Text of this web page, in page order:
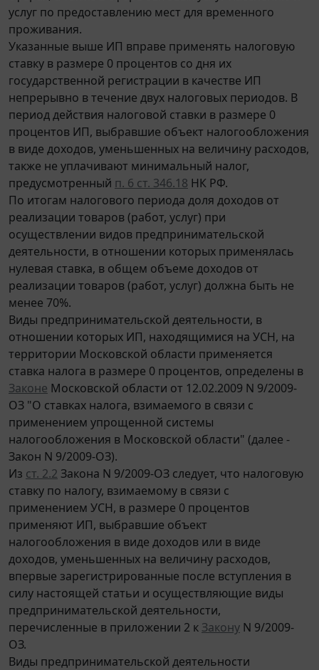
услуг по предоставлению мест для временного
проживания.
Указанные выше ИП вправе применять налоговую
ставку в размере 0 процентов со дня их
государственной регистрации в качестве ИП
непрерывно в течение двух налоговых периодов. В
период действия налоговой ставки в размере 0
процентов ИП, выбравшие объект налогообложения
в виде доходов, уменьшенных на величину расходов,
также не уплачивают минимальный налог,
предусмотренный п. 6 ст. 346.18 НК РФ.
По итогам налогового периода доля доходов от
реализации товаров (работ, услуг) при
осуществлении видов предпринимательской
деятельности, в отношении которых применялась
нулевая ставка, в общем объеме доходов от
реализации товаров (работ, услуг) должна быть не
менее 70%.
Виды предпринимательской деятельности, в
отношении которых ИП, находящимися на УСН, на
территории Московской области применяется
ставка налога в размере 0 процентов, определены в
Законе Московской области от 12.02.2009 N 9/2009-
ОЗ "О ставках налога, взимаемого в связи с
применением упрощенной системы
налогообложения в Московской области" (далее -
Закон N 9/2009-ОЗ).
Из ст. 2.2 Закона N 9/2009-ОЗ следует, что налоговую
ставку по налогу, взимаемому в связи с
применением УСН, в размере 0 процентов
применяют ИП, выбравшие объект
налогообложения в виде доходов или в виде
доходов, уменьшенных на величину расходов,
впервые зарегистрированные после вступления в
силу настоящей статьи и осуществляющие виды
предпринимательской деятельности,
перечисленные в приложении 2 к Закону N 9/2009-
ОЗ.
Виды предпринимательской деятельности